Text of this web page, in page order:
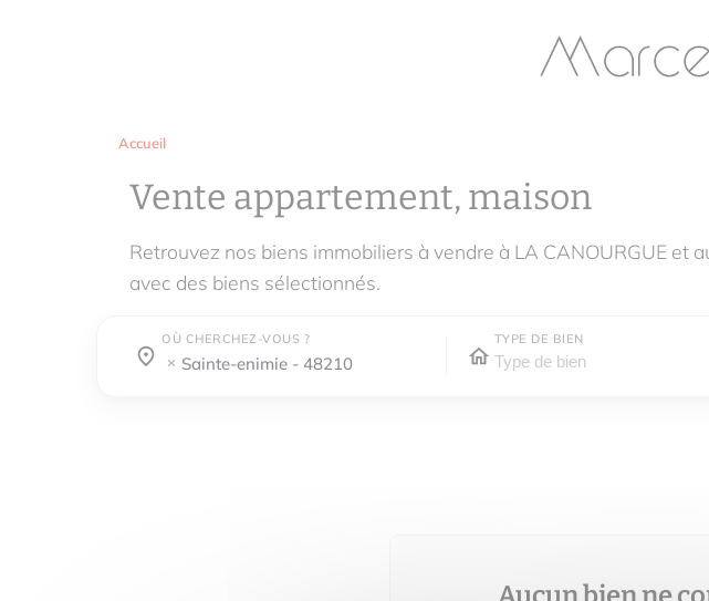
Accueil
Vente appartement, maison
Retrouvez nos biens immobiliers à vendre à LA CANOURGUE
avec des biens sélectionnés.
OÙ CHERCHEZ-VOUS ?
Où cherchez-vous ?
sainte-enimie - 48210
Où cherchez-vous ?
TYPE DE BIEN